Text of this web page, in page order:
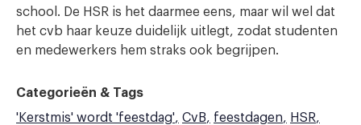
school. De HSR is het daarmee eens, maar wil wel dat
het cvb haar keuze duidelijk uitlegt, zodat studenten
en medewerkers hem straks ook begrijpen.
Categorieën & Tags
'Kerstmis' wordt 'feestdag'
CvB feestdagen
HSR